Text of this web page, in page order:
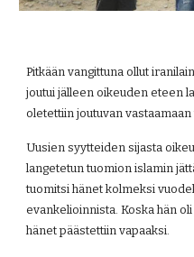
Pitkään vangittuna ollut
joutui jälleen oikeuden eteen
oletettiin joutuvan
Uusien syytteiden sijasta
langetetun tuomion islamin
tuomitsi hänet kolmeksi
evankelioinnista. Koska hän
hänet päästettiin vapaaksi.